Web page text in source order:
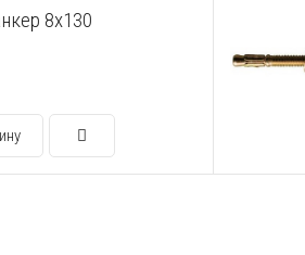
8х130